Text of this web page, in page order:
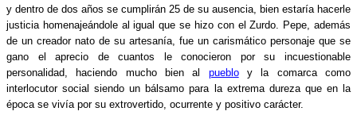
y dentro de dos años se cumplirán 25 de su ausencia, bien estaría hacerle
justicia homenajeándole al igual que se hizo con el Zurdo. Pepe, además
de un creador nato de su artesanía, fue un carismático personaje que se
gano el aprecio de cuantos le conocieron por su incuestionable
personalidad, haciendo mucho bien al puebloy la comarca como
interlocutor social siendo un bálsamo para la extrema dureza que en la
época se vivía por su extrovertido, ocurrente y positivo carácter.